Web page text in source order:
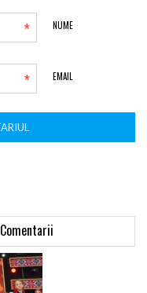
NUME
*
EMAIL
*
Comentarii